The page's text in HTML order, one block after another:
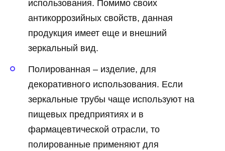
использования. Помимо своих
антикоррозийных свойств, данная
продукция имеет еще и внешний
зеркальный вид.
Полированная – изделие, для
декоративного использования. Если
зеркальные трубы чаще используют на
пищевых предприятиях и в
фармацевтической отрасли, то
полированные применяют для